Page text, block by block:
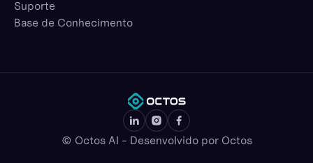
Suporte
Base de Conhecimento
© Octos AI - Desenvolvido por Octos